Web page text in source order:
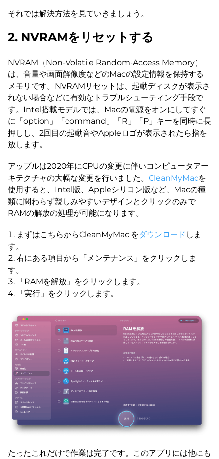
それでは解決方法を見ていきましょう。
2. NVRAMをリセットする
NVRAM（Non-Volatile Random-Access Memory）
は、音量や画面解像度などのMacの設定情報を保持する
メモリです。NVRAMリセットは、起動ディスクが表示さ
れない場合などに有効なトラブルシューティング手段で
す。Intel搭載モデルでは、Macの電源をオンにしてすぐ
に「option」「command」「R」「P」キーを同時に長
押しし、2回目の起動音やAppleロゴが表示されたら指を
放します。
アップルは2020年にCPUの変更に伴いコンピュータアー
キテクチャの大幅な変更を行いました。 CleanMyMacを
使用すると、Intel版、Appleシリコン版など、Macの種
類に関わらず親しみやすいデザインとクリックのみで
RAMの解放の処理が可能になります。
まずはこちらからCleanMyMac をダウンロード しま
す。
右にある項目から「メンテナンス」をクリックしま
す。
「RAMを解放」をクリックします。
「実行」をクリックします。
たったこれだけで作業は完了です。このアプリには他にも